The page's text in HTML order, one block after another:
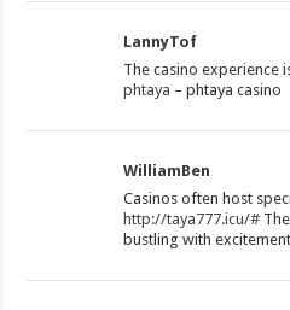
LannyTof
The casino experience
phtaya – phtaya casino
WilliamBen
Casinos often host
http://taya777.icu/#
bustling with